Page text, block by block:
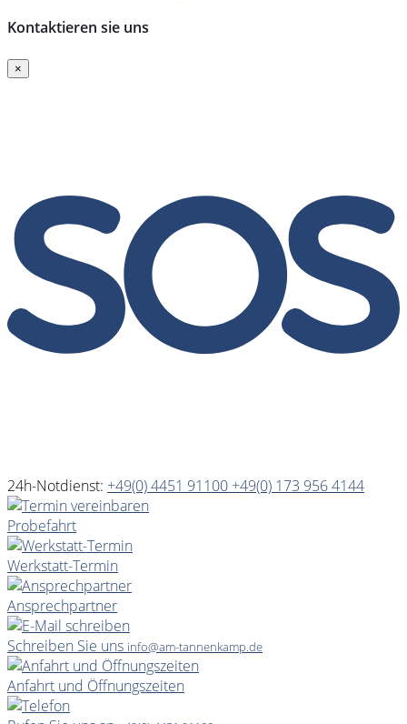
Kontaktieren sie uns
×
24h-Notdienst: +49(0) 4451 91100 +49(0) 173 956 4144
Probefahrt
Werkstatt-Termin
Ansprechpartner
Schreiben Sie uns info@am-tannenkamp.de
Anfahrt und Öffnungszeiten